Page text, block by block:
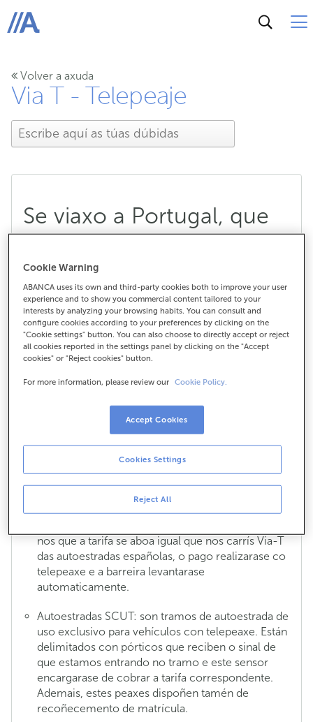
ABANCA
Volver a axuda
Via T - Telepeaje
Se viaxo a Portugal, que
utilizar o meu Via-T?
Se viaxo a Portugal, que teño que facer
para utilizar o meu Via-T?
autoestrada e autovía de peaxe en Portugal. Só tes
que asegurarte de que o teu Via-T está vinculado á
matrícula do teu vehículo, para evitar problemas
cunha mala lectura do dispositivo e, en
Autoestradas Vía Verde: son os peaxes sinalizados
nos que a tarifa se aboa igual que nos carrís Via-T
das autoestradas españolas, o pago realizarase co
telepeaxe e a barreira levantarase
automaticamente.
Autoestradas SCUT: son tramos de autoestrada de
uso exclusivo para vehículos con telepeaxe. Están
delimitados con pórticos que reciben o sinal de
que estamos entrando no tramo e este sensor
encargarase de cobrar a tarifa correspondente.
Ademais, estes peaxes dispoñen tamén de
recoñecemento de matrícula.
Cookie Warning
ABANCA uses its own and third-party cookies both to improve your user
experience and to show you commercial content tailored to your
interests by analyzing your browsing habits. You can consult and
configure cookies according to your preferences by clicking on the
"Cookie settings" button. You can also choose to directly accept or reject
all cookies reported in the settings panel by clicking on the "Accept
cookies" or "Reject cookies" button.
For more information, please review our Cookie Policy.
Reject All
Cookies Settings
Accept Cookies